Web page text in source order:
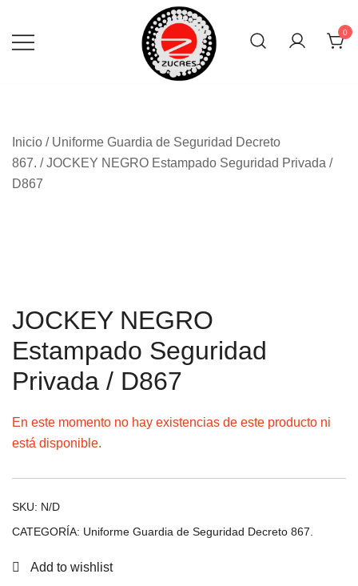
content
0
Inicio / Uniforme Guardia de Seguridad Decreto
867. / JOCKEY NEGRO Estampado Seguridad Privada /
D867
JOCKEY NEGRO
Estampado Seguridad
Privada / D867
En este momento no hay existencias de este producto ni
está disponible.
SKU: N/D
CATEGORÍA: Uniforme Guardia de Seguridad Decreto 867.
Add to wishlist